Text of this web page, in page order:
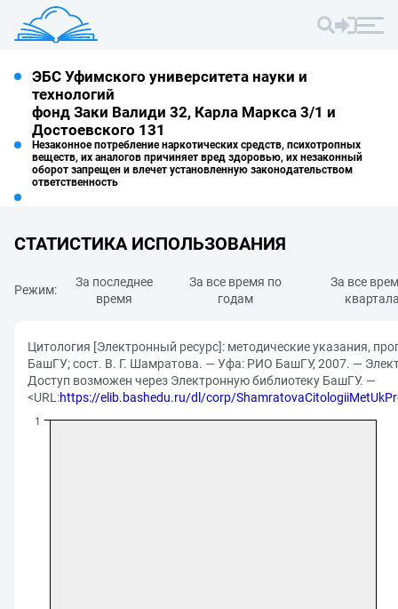
ЭБС Уфимского университета науки и
технологий
фонд Заки Валиди 32, Карла Маркса 3/1 и
Достоевского 131
Незаконное потребление наркотических средств, психотропных
веществ, их аналогов причиняет вред здоровью, их незаконный
оборот запрещен и влечет установленную законодательством
ответственность
СТАТИСТИКА ИСПОЛЬЗОВАНИЯ
Режим:
За последнее
время
За все время по
годам
За все
Цитология [Электронный ресурс]: методические указания,
БашГУ; сост. В. Г. Шамратова. — Уфа: РИО БашГУ, 2007. —
Доступ возможен через Электронную библиотеку БашГУ. —
<URL:https://elib.bashedu.ru/dl/corp/